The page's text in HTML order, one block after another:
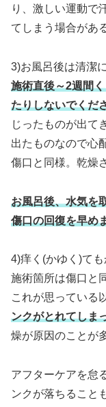
り、激しい運動で
てしまう場合があ
3)お風呂後は清潔
施術直後～2週間
たりしないでくだ
じったものが出て
出たものなので心
傷口と同様。乾燥
お風呂後、水気を
傷口の回復を早め
4)痒く(かゆく)て
施術箇所は傷口と
これが思っている
ンクがとれてしま
燥が原因のことが
アフターケアを怠
ンクが落ちること